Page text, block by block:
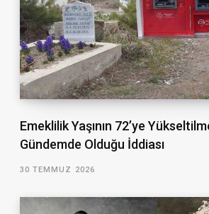
Emeklilik Yaşının 72’ye
Gündemde Olduğu İddiası
30 TEMMUZ 2026